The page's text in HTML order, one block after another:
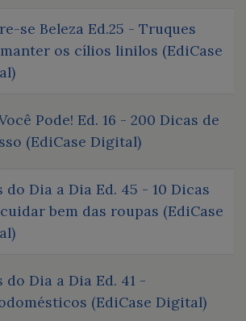
se Beleza Ed.25 - Truques
os cílios linilos (EdiCase
Pode! Ed. 16 - 200 Dicas de
(EdiCase Digital)
do Dia a Dia Ed. 45 - 10 Dicas
bem das roupas (EdiCase
do Dia a Dia Ed. 41 -
(EdiCase Digital)